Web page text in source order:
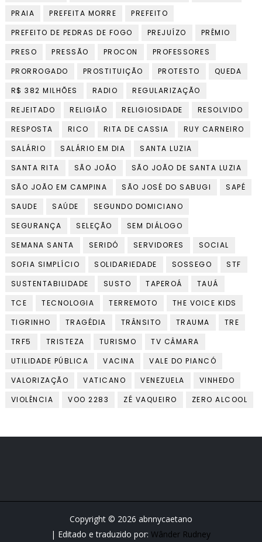
PRAIA
PREFEITA MORRE
PREFEITO
PREFEITO DE PEDRAS DE FOGO
PREJUÍZO
PRÊMIO
PRESO
PRESSÃO PROCON
PROFESSORES
PRORROGADO
PROSTITUIÇÃO PROTESTO
QUEDA
R$ 382 MILHÕES
RADIO
REGULARIZAÇÃO
REJEITADO
RELIGIÃO RELIGIOSIDADE
RESOLVIDO
RESPOSTA
RICO RITA DE CASSIA
RUY CARNEIRO
SALÁRIO
SALÁRIO EM DIA
SANTA LUZIA
SANTA RITA
SÃO JOÃO
SÃO JOÃO DE SANTA LUZIA
SÃO JOÃO EM CAMPINA
SÃO JOSÉ DO SABUGI
SAPÉ
SAUDE
SAÚDE
SEGUNDO DOMICIANO
SEGURANÇA
SELEÇÃO
SEM DIÁLOGO
SEMANA SANTA
SERIDÓ SERVIDORES
SOCIAL
SOFIA SIMPLÍCIO
SOLIDARIEDADE SOSSEGO
STF
SUSTENTABILIDADE
SUSTO TAPEROÁ
TAUÁ
TCE
TECNOLOGIA TERREMOTO
THE VOICE KIDS
TIGRINHO
TRAGÉDIA TRÂNSITO TRAUMA
TRE
TRF5
TRISTEZA TURISMO
TV CÂMARA
UTILIDADE PÚBLICA
VACINA
VALE DO PIANCÓ
VALORIZAÇÃO
VATICANO VENEZUELA
VINHEDO
VIOLÊNCIA
VOO 2283 ZÉ VAQUEIRO ZERO ALCOOL
Copyright © 2026 abnnycaetano
| Editado e traduzido por:Wânder Rudney